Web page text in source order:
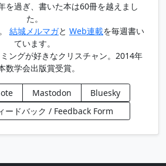
を過ぎ、書いた本は60冊を越えまし
た。
結城メルマガと Web連載を毎週書い
ています。
ングが好きなクリスチャン。2014年
数学会出版賞受賞。
Mastodon
Bluesky
ードバック / Feedback Form